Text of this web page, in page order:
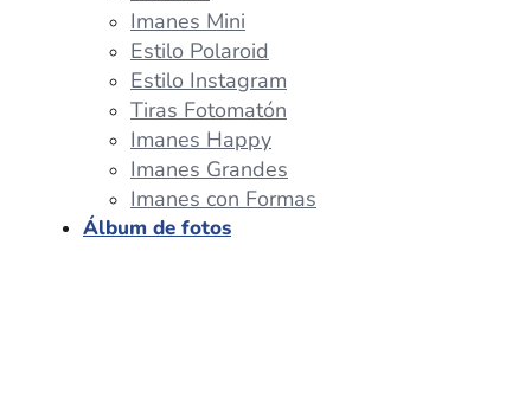
Imanes Mini
Estilo Polaroid
Estilo Instagram
Tiras Fotomatón
Imanes Happy
Imanes Grandes
Imanes con Formas
Álbum de fotos